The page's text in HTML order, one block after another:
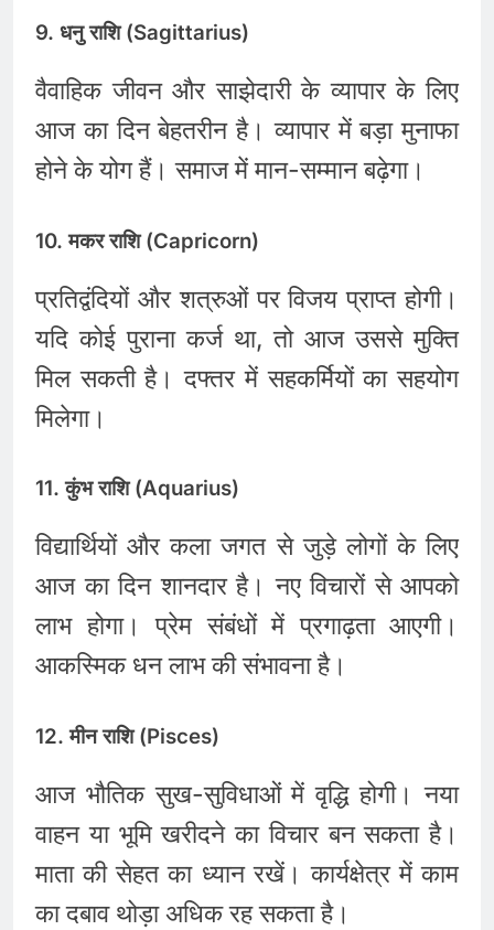
9. धनु राशि (Sagittarius)
वैवाहिक जीवन और साझेदारी के व्यापार के लिए
आज का दिन बेहतरीन है। व्यापार में बड़ा मुनाफा
होने के योग हैं। समाज में मान-सम्मान बढ़ेगा।
10. मकर राशि (Capricorn)
प्रतिद्वंदियों और शत्रुओं पर विजय प्राप्त होगी।
यदि कोई पुराना कर्ज था, तो आज उससे मुक्ति
मिल सकती है। दफ्तर में सहकर्मियों का सहयोग
मिलेगा।
11. कुंभ राशि (Aquarius)
विद्यार्थियों और कला जगत से जुड़े लोगों के लिए
आज का दिन शानदार है। नए विचारों से आपको
लाभ होगा। प्रेम संबंधों में प्रगाढ़ता आएगी।
आकस्मिक धन लाभ की संभावना है।
12. मीन राशि (Pisces)
आज भौतिक सुख-सुविधाओं में वृद्धि होगी। नया
वाहन या भूमि खरीदने का विचार बन सकता है।
माता की सेहत का ध्यान रखें। कार्यक्षेत्र में काम
का दबाव थोड़ा अधिक रह सकता है।